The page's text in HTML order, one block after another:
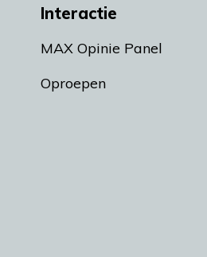
Interactie
MAX Opinie Panel
Oproepen